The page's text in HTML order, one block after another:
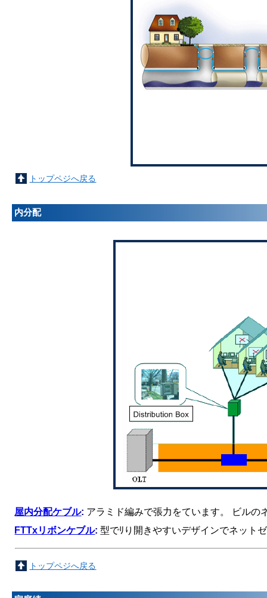
トップペジへ戻る
内分配
屋内分配ケブル: アラミド編みで張力をています。 ビルの
FTTxリボンケブル:型でﾘり開きやすいデザインでネット
トップペジへ戻る